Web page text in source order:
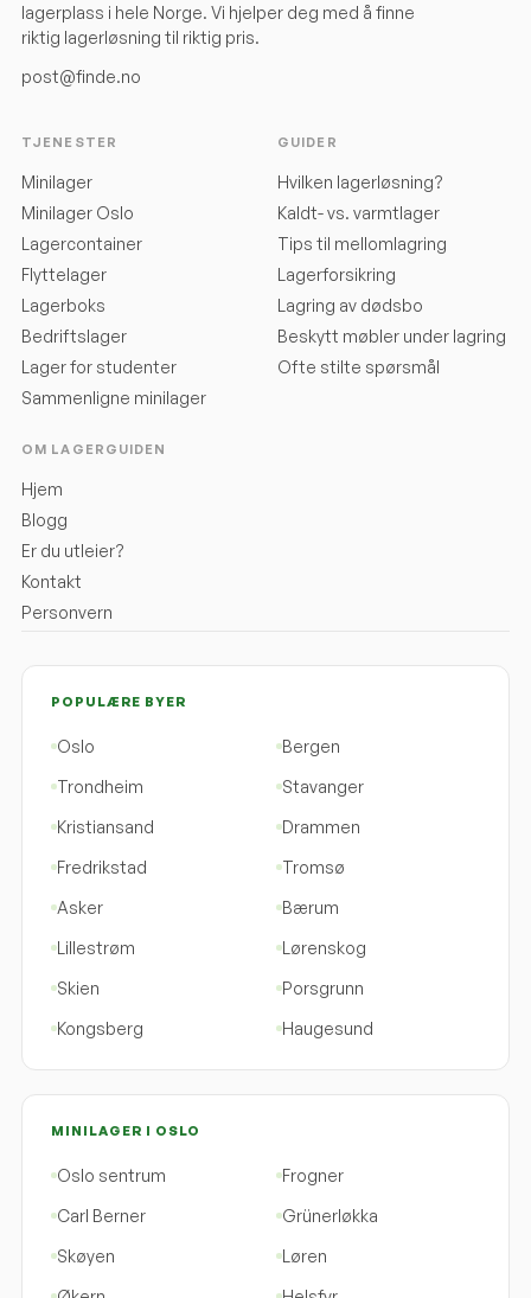
lagerplass i hele Norge. Vi hjelper deg med å finne
riktig lagerløsning til riktig pris.
post@finde.no
TJENESTER
Minilager
Minilager Oslo
Lagercontainer
Flyttelager
Lagerboks
Bedriftslager
Lager for studenter
Sammenligne minilager
GUIDER
Hvilken lagerløsning?
Kaldt- vs. varmtlager
Tips til mellomlagring
Lagerforsikring
Lagring av dødsbo
Beskytt møbler under lagring
Ofte stilte spørsmål
OM LAGERGUIDEN
Hjem
Blogg
Er du utleier?
Kontakt
Personvern
POPULÆRE BYER
Oslo
Bergen
Trondheim
Stavanger
Kristiansand
Drammen
Fredrikstad
Tromsø
Asker
Bærum
Lillestrøm
Lørenskog
Skien
Porsgrunn
Kongsberg
Haugesund
MINILAGER I OSLO
Oslo sentrum
Frogner
Carl Berner
Grünerløkka
Skøyen
Løren